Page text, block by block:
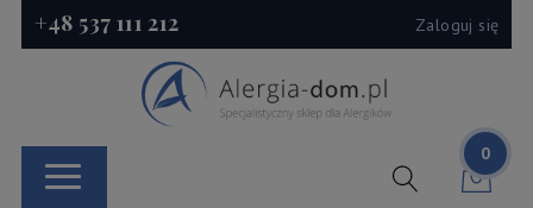
+48 537 111 212 Zaloguj się
0